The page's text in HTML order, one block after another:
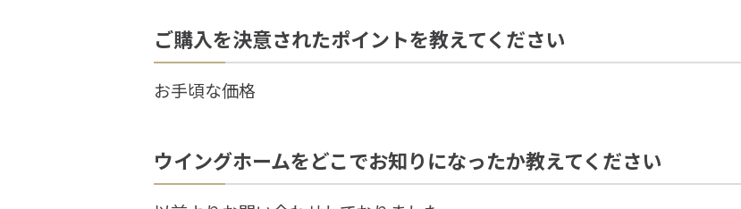
ご購入を決意されたポイントを教えてください
お手頃な価格
ウイングホームをどこでお知りになったか教えてください